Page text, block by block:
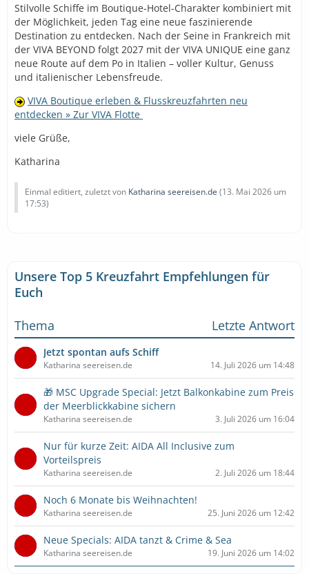
Stilvolle Schiffe im Boutique-Hotel-Charakter kombiniert mit
der Möglichkeit, jeden Tag eine neue faszinierende
Destination zu entdecken. Nach der Seine in Frankreich mit
der VIVA BEYOND folgt 2027 mit der VIVA UNIQUE eine ganz
neue Route auf dem Po in Italien – voller Kultur, Genuss
und italienischer Lebensfreude.
VIVA Boutique erleben & Flusskreuzfahrten neu
entdecken » Zur VIVA Flotte
viele Grüße,
Katharina
Einmal editiert, zuletzt von Katharina seereisen.de (13. Mai 2026 um
17:53)
Unsere Top 5 Kreuzfahrt Empfehlungen für
Euch
Thema
Letzte Antwort
Jetzt spontan aufs Schiff
Katharina seereisen.de 14. Juli 2026 um 14:48
🎁 MSC Upgrade Special: Jetzt Balkonkabine zum Preis
der Meerblickkabine sichern
Katharina seereisen.de 3. Juli 2026 um 16:04
Nur für kurze Zeit: AIDA All Inclusive zum
Vorteilspreis
Katharina seereisen.de 2. Juli 2026 um 18:44
Noch 6 Monate bis Weihnachten!
Katharina seereisen.de 25. Juni 2026 um 12:42
Neue Specials: AIDA tanzt & Crime & Sea
Katharina seereisen.de 19. Juni 2026 um 14:02